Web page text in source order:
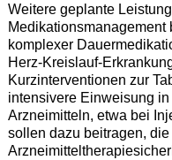
Weitere geplante
Medikationsmanagement
komplexer
Herz-Kreislauf-
Kurzinterventionen zur
intensivere Einweisung
Arzneimitteln, etwa bei
sollen dazu beitragen,